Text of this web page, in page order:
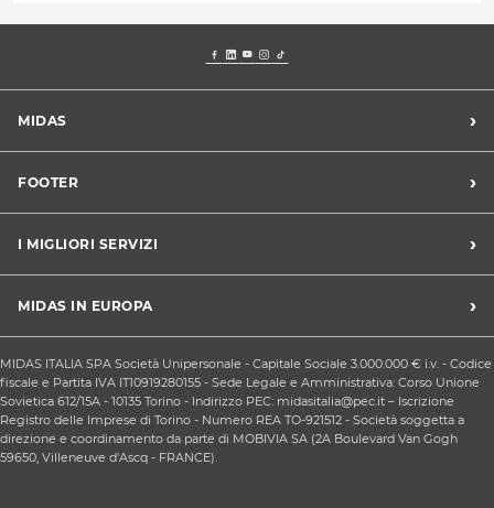
MIDAS ›
Blog dell'automobilista
Lavora con noi
Chi siamo
FOOTER ›
Apri un centro in franchising
CONDIZIONI PROMOZIONI
Sconti Convenzioni
Privacy policy
Condizioni Generali di Vendita
Contattaci
Responsabilità sociale d'impresa
Cookie Policy
I MIGLIORI SERVIZI ›
Revisione
Cambio gomme stagionale
Cinghia di distribuzione
Ricarica clima
Sostituzione batteria
Sostituzione ammortizzatori
MIDAS IN EUROPA ›
Midas Spagna
Midas Belgio
Midas Portogallo
MIDAS ITALIA SPA Società Unipersonale - Capitale Sociale 3.000.000 € i.v. - Codice
fiscale e Partita IVA IT10919280155 - Sede Legale e Amministrativa: Corso Unione
Sovietica 612/15A - 10135 Torino - Indirizzo PEC: midasitalia@pec.it – Iscrizione
Registro delle Imprese di Torino - Numero REA TO-921512 - Società soggetta a
direzione e coordinamento da parte di MOBIVIA SA (2A Boulevard Van Gogh
59650, Villeneuve d'Ascq - FRANCE).